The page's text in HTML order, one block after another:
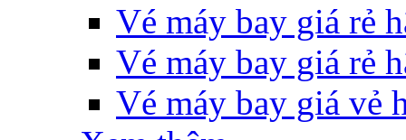
Vé máy bay giá rẻ
Vé máy bay giá rẻ
Vé máy bay giá vẻ